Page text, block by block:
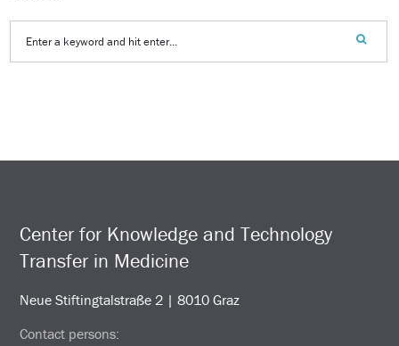
Center for Knowledge and Technology
Transfer in Medicine
Neue Stiftingtalstraße 2 | 8010 Graz
Contact persons: